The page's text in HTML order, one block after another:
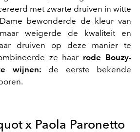
met zwarte druiven in witte
bewonderde de kleur van
weigerde de kwaliteit en
druiven op deze manier te
ze haar rode Bouzy-
wijnen: de eerste bekende
x Paola Paronetto